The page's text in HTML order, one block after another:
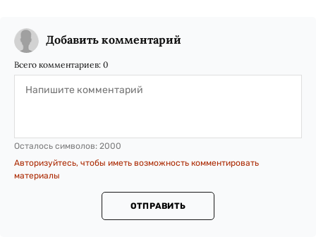
Добавить комментарий
Всего комментариев: 0
Осталось символов: 2000
Авторизуйтесь, чтобы иметь возможность комментировать
материалы
ОТПРАВИТЬ